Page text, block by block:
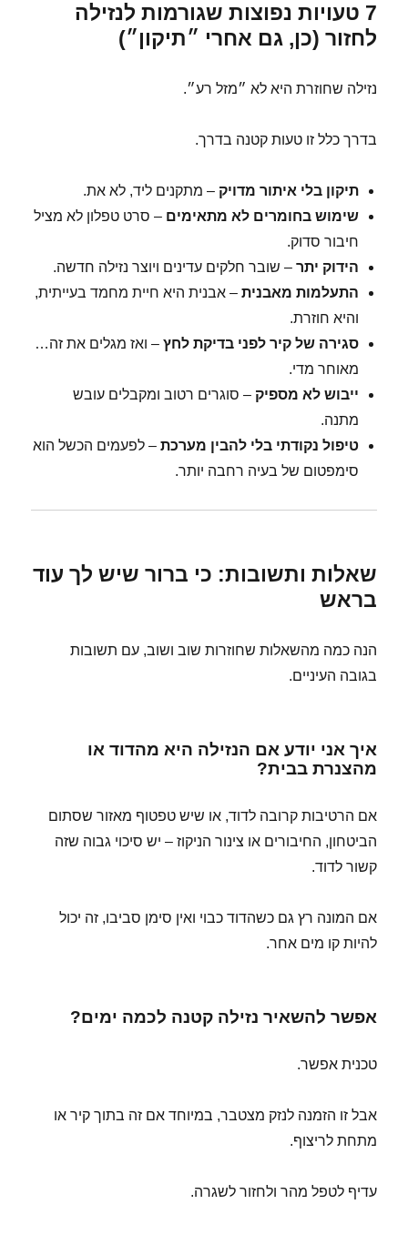
7 טעויות נפוצות שגורמות לנזילה
לחזור (כן, גם אחרי ״תיקון״)
נזילה שחוזרת היא לא ״מזל רע״.
בדרך כלל זו טעות קטנה בדרך.
תיקון בלי איתור מדויק – מתקנים ליד, לא את.
שימוש בחומרים לא מתאימים – סרט טפלון לא מציל
חיבור סדוק.
הידוק יתר – שובר חלקים עדינים ויוצר נזילה חדשה.
התעלמות מאבנית – אבנית היא חיית מחמד בעייתית,
והיא חוזרת.
סגירה של קיר לפני בדיקת לחץ – ואז מגלים את זה…
מאוחר מדי.
ייבוש לא מספיק – סוגרים רטוב ומקבלים עובש
מתנה.
טיפול נקודתי בלי להבין מערכת – לפעמים הכשל הוא
סימפטום של בעיה רחבה יותר.
שאלות ותשובות: כי ברור שיש לך עוד
בראש
הנה כמה מהשאלות שחוזרות שוב ושוב, עם תשובות
בגובה העיניים.
איך אני יודע אם הנזילה היא מהדוד או
מהצנרת בבית?
אם הרטיבות קרובה לדוד, או שיש טפטוף מאזור שסתום
הביטחון, החיבורים או צינור הניקוז – יש סיכוי גבוה שזה
קשור לדוד.
אם המונה רץ גם כשהדוד כבוי ואין סימן סביבו, זה יכול
להיות קו מים אחר.
אפשר להשאיר נזילה קטנה לכמה ימים?
טכנית אפשר.
אבל זו הזמנה לנזק מצטבר, במיוחד אם זה בתוך קיר או
מתחת לריצוף.
עדיף לטפל מהר ולחזור לשגרה.